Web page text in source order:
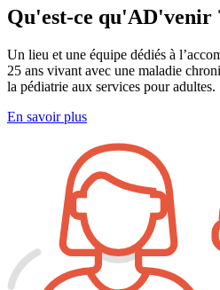
Qu'est-ce qu'AD'venir
Un lieu et une équipe dédiés à
25 ans vivant avec une maladie
la pédiatrie aux services pour adultes.
En savoir plus